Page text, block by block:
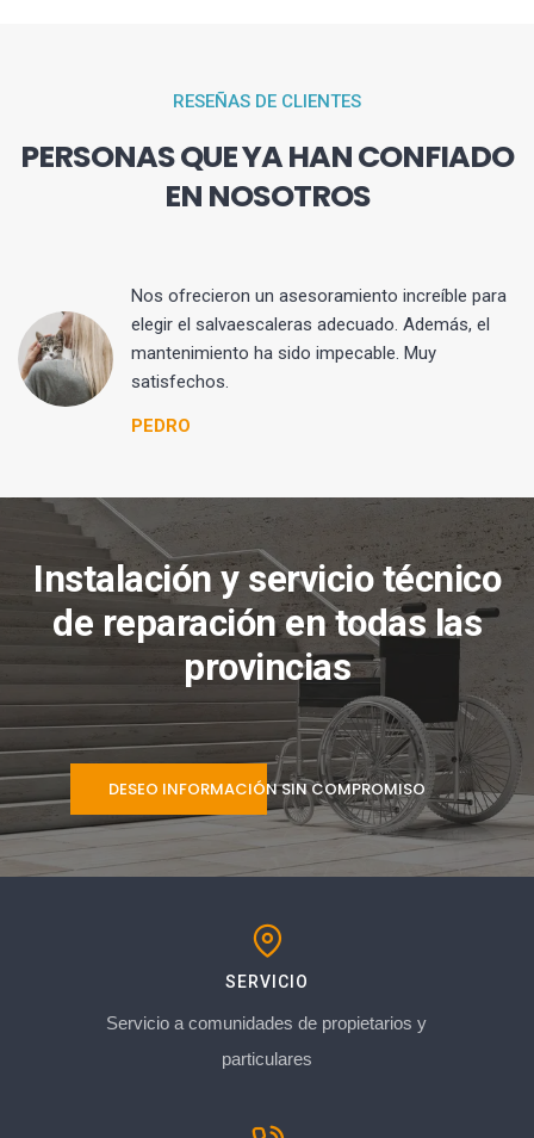
RESEÑAS DE CLIENTES
PERSONAS QUE YA HAN CONFIADO
EN NOSOTROS
Nos ofrecieron un asesoramiento increíble para
elegir el salvaescaleras adecuado. Además, el
mantenimiento ha sido impecable. Muy
satisfechos.
PEDRO
Instalación y servicio técnico
de reparación en todas las
provincias
DESEO INFORMACIÓN SIN COMPROMISO
SERVICIO
Servicio a comunidades de propietarios y
particulares